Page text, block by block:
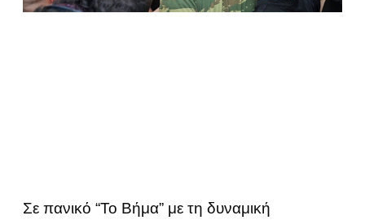
Σε πανικό “Το Βήμα” με τη δυναμική